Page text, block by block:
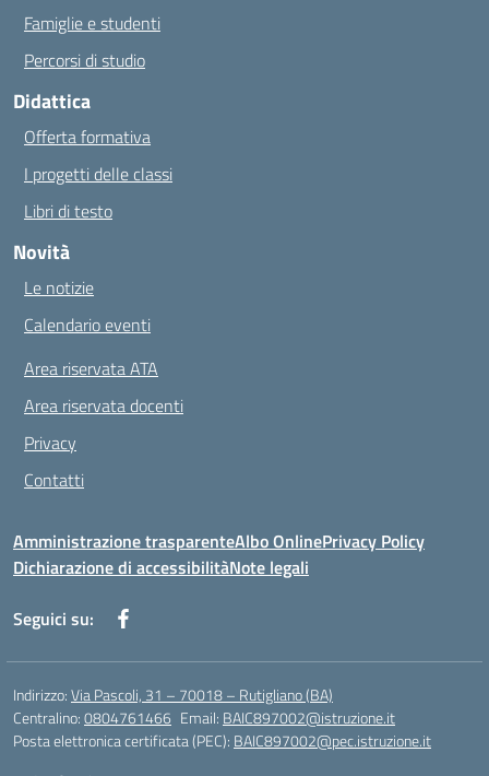
Famiglie e studenti
Percorsi di studio
Didattica
Offerta formativa
I progetti delle classi
Libri di testo
Novità
Le notizie
Calendario eventi
Area riservata ATA
Area riservata docenti
Privacy
Contatti
Amministrazione trasparenteAlbo OnlinePrivacy Policy
Dichiarazione di accessibilitàNote legali
Seguici su:
Indirizzo:Via Pascoli, 31 – 70018 – Rutigliano (BA)
Centralino:0804761466 Email: BAIC897002@istruzione.it
Posta elettronica certificata (PEC): BAIC897002@pec.istruzione.it